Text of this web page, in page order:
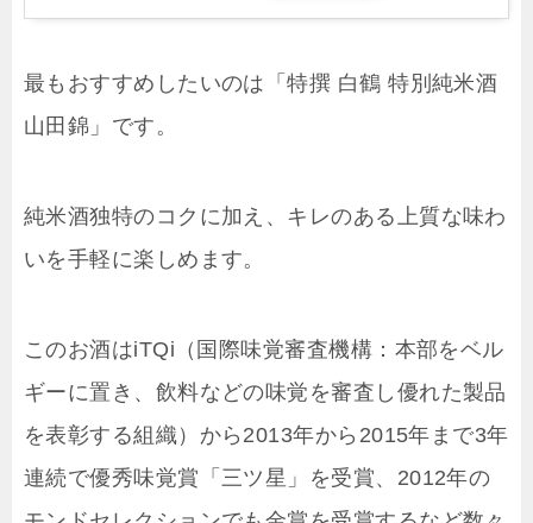
最もおすすめしたいのは「特撰 白鶴 特別純米酒
山田錦」です。
純米酒独特のコクに加え、キレのある上質な味わ
いを手軽に楽しめます。
このお酒はiTQi（国際味覚審査機構：本部をベル
ギーに置き、飲料などの味覚を審査し優れた製品
を表彰する組織）から2013年から2015年まで3年
連続で優秀味覚賞「三ツ星」を受賞、2012年の